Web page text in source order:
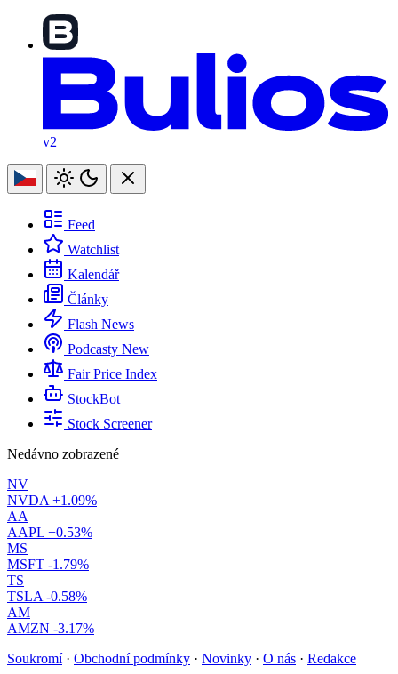
v2
Feed
Watchlist
Kalendář
Články
Flash News
Podcasty New
Fair Price Index
StockBot
Stock Screener
Nedávno zobrazené
NV
NVDA +1.09%
AA
AAPL +0.53%
MS
MSFT -1.79%
TS
TSLA -0.58%
AM
AMZN -3.17%
Soukromí · Obchodní podmínky · Novinky · O nás · Redakce